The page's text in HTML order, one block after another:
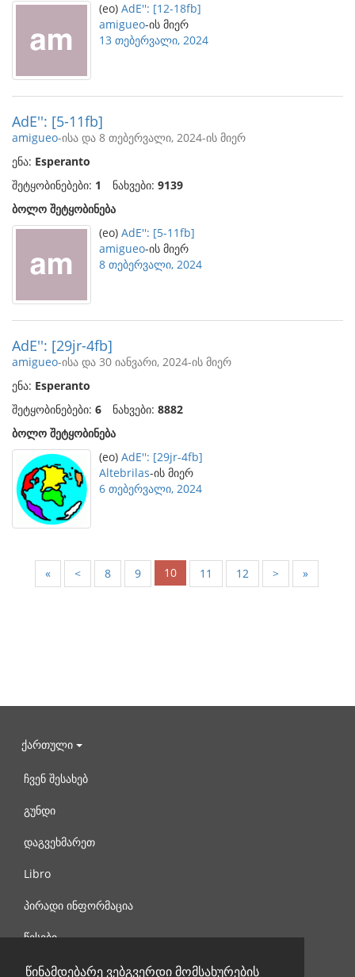
წინამდებარე ვებგვერდი მომსახურების
(eo) AdE'': [12-18fb]
amigueo-ის მიერ
13 თებერვალი, 2024
AdE'': [5-11fb]
amigueo-ისა და 8 თებერვალი, 2024-ის მიერ
ენა: Esperanto
შეტყობინებები: 1 ნახვები: 9139
ბოლო შეტყობინება
(eo) AdE'': [5-11fb]
amigueo-ის მიერ
8 თებერვალი, 2024
AdE'': [29jr-4fb]
amigueo-ისა და 30 იანვარი, 2024-ის მიერ
ენა: Esperanto
შეტყობინებები: 6 ნახვები: 8882
ბოლო შეტყობინება
(eo) AdE'': [29jr-4fb]
Altebrilas-ის მიერ
6 თებერვალი, 2024
« < 8 9 10 11 12 > »
ქართული
ჩვენ შესახებ
გუნდი
დაგვეხმარეთ
Libro
პირადი ინფორმაცია
წესები
დაგვიკავშირდით